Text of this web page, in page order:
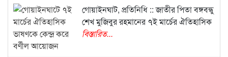
গোয়াইনঘাট, প্রতিনিধি :: জাতীর পিতা বঙ্গবন্ধু
শেখ মুজিবুর রহমানের ৭ই মার্চের ঐতিহাসিক
বিস্তারিত...